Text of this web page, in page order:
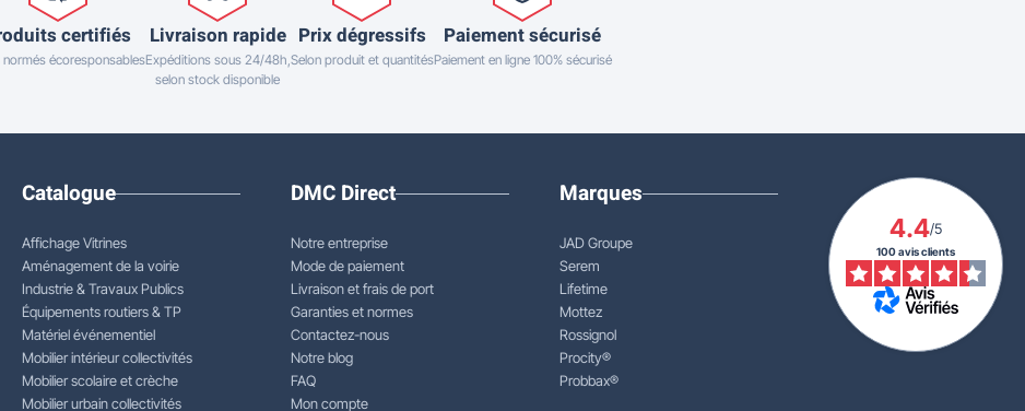
certifiés
normés écoresponsables
Livraison rapide
Expéditions sous 24/48h,
selon stock disponible
Prix dégressifs
Selon produit et quantités
Paiement sécurisé
Paiement en ligne 100% sécurisé
Catalogue
Affichage Vitrines
Aménagement de la voirie
Industrie & Travaux Publics
Équipements routiers & TP
Matériel événementiel
Mobilier intérieur collectivités
Mobilier scolaire et crèche
Mobilier urbain collectivités
DMC Direct
Notre entreprise
Mode de paiement
Livraison et frais de port
Garanties et normes
Contactez-nous
Notre blog
FAQ
Mon compte
Marques
JAD Groupe
Serem
Lifetime
Mottez
Rossignol
Procity®
Probbax®
4.4/5
100 avis clients